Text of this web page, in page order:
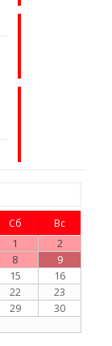
Сб Вс
1
2
8
9
15
16
22
23
29
30